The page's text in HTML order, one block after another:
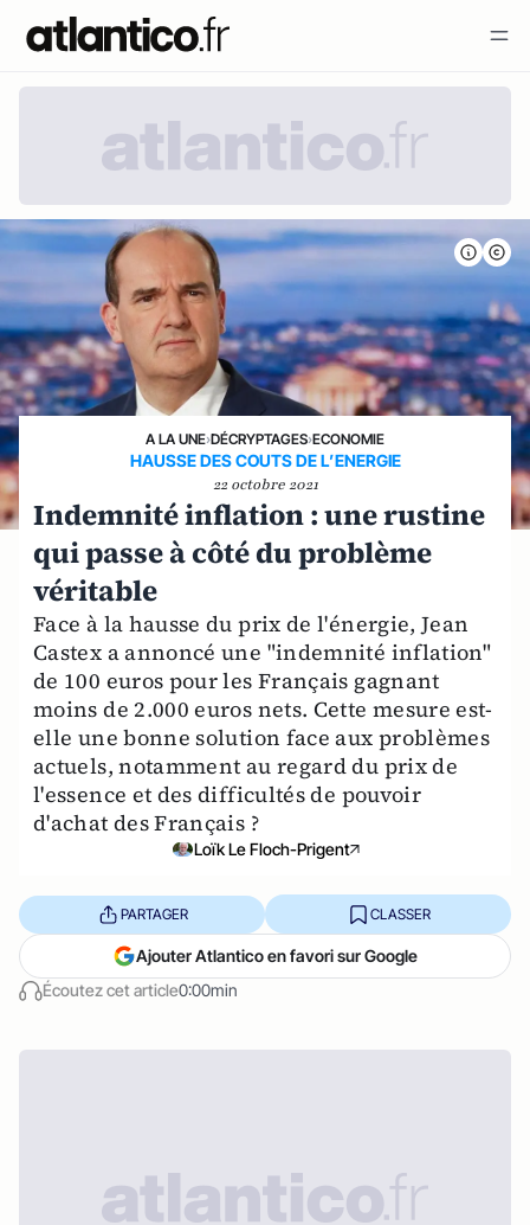
A LA UNE›DÉCRYPTAGES›ECONOMIE
HAUSSE DES COUTS DE L’ENERGIE
22 octobre 2021
Indemnité inflation : une rustine
qui passe à côté du problème
véritable
Face à la hausse du prix de l'énergie, Jean
Castex a annoncé une "indemnité inflation"
de 100 euros pour les Français gagnant
moins de 2.000 euros nets. Cette mesure est-
elle une bonne solution face aux problèmes
actuels, notamment au regard du prix de
l'essence et des difficultés de pouvoir
d'achat des Français ?
Loïk Le Floch-Prigent
Écoutez cet article0:00min
PARTAGER CLASSER
Ajouter Atlantico en favori sur Google